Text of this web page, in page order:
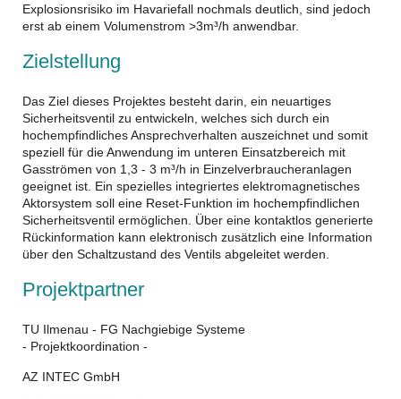
Explosionsrisiko im Havariefall nochmals deutlich, sind jedoch
erst ab einem Volumenstrom >3m³/h anwendbar.
Zielstellung
Das Ziel dieses Projektes besteht darin, ein neuartiges
Sicherheitsventil zu entwickeln, welches sich durch ein
hochempfindliches Ansprechverhalten auszeichnet und somit
speziell für die Anwendung im unteren Einsatzbereich mit
Gasströmen von 1,3 - 3 m³/h in Einzelverbraucheranlagen
geeignet ist. Ein spezielles integriertes elektromagnetisches
Aktorsystem soll eine Reset-Funktion im hochempfindlichen
Sicherheitsventil ermöglichen. Über eine kontaktlos generierte
Rückinformation kann elektronisch zusätzlich eine Information
über den Schaltzustand des Ventils abgeleitet werden.
Projektpartner
TU Ilmenau - FG Nachgiebige Systeme
- Projektkoordination -
AZ INTEC GmbH